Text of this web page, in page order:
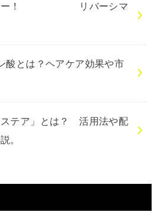
バリー！ リバーシマ
酸とは？ヘアケア効果や市
テア」とは？ 活用法や配
。